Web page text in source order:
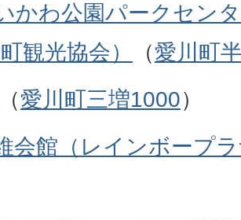
かわ公園パークセン
観光協会）
（愛川町
（愛川町三増1000）
会館（レインボープ